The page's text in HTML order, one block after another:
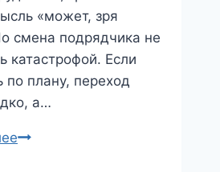
«может, зря
смена подрядчика не
катастрофой. Если
по плану, переход
а…
Ошибки